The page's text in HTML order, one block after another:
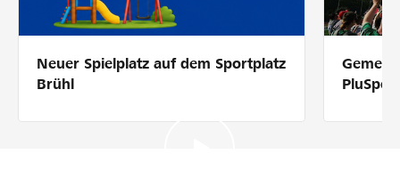
Hilfe & Support
Partner / Raiffeisenbank
Neuer Spielplatz auf dem Sportplatz
Brühl